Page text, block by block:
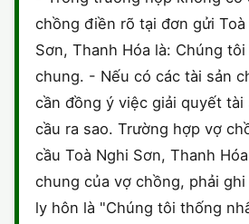
HÔN NHÂN VÀ GIA ĐÌNH
LAO ĐỘNG
SỞ HỮU TRÍ TUỆ
THUẾ - BẢO HIỂM
GIẤY PHÉP CON
HÀNH CHÍNH
HÌNH SỰ
HÔN NHÂN - GIA ĐÌNH
LAO ĐỘNG
ĐĂNG KÝ XE
HÀNH CHÍNH
DOANH NGHIỆP
HỘ KINH DOANH
SỞ HỮU TRÍ TUỆ
ĐẤT ĐAI
HÌNH SỰ
HỢP ĐỒNG
TỐ TỤNG
KHÁC
chồng điền rõ tại đơn gửi Toà
Sơn, Thanh Hóa là: Chúng
chung. - Nếu có các tài sản
cần đồng ý việc giải quyết tài
cầu ra sao. Trường hợp vợ
cầu Toà Nghi Sơn, Thanh
chung của vợ chồng, phải
ly hôn là "Chúng tôi thống